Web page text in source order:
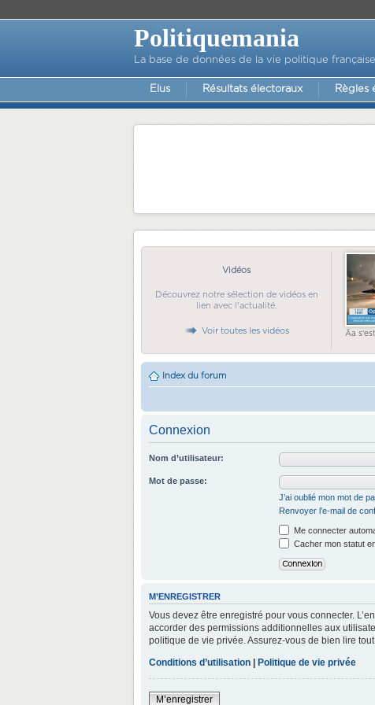
Politiquemania
La base de données de la vie politique française
Elus Résultats électoraux Règles
Vidéos
Découvrez notre sélection de vidéos en
lien avec l'actualité.
Voir toutes les vidéos Ãa
Index du forum
Connexion
Nom d’utilisateur:
Mot de passe:
J’ai oublié mon mot de
Renvoyer l’e-mail de
Me connecter
Cacher mon statut
M’ENREGISTRER
Vous devez être enregistré pour vous connecter.
accorder des permissions additionnelles aux
politique de vie privée. Assurez-vous de bien lire
Conditions d’utilisation | Politique de vie privée
M’enregistrer